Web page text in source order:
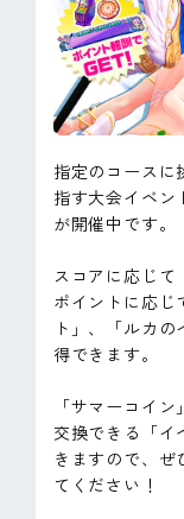
指定のコースに
指す大会イベン
が開催中です。
スコアに応じて
ポイントに応じ
ト」、「ルカ
得できます。
「サマーコイ
交換できる「イ
きますので、ぜ
てください！